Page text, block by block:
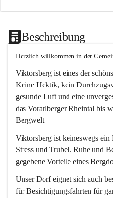
Beschreibung
Herzlich willkommen in der
Viktorsberg ist eines der
Keine Hektik, kein
gesunde Luft und eine
das Vorarlberger Rheintal bis
Bergwelt.
Viktorsberg ist keineswegs ein
Stress und Trubel. Ruhe und
gegebene Vorteile eines
Unser Dorf eignet sich auch
für Besichtigungsfahrten für